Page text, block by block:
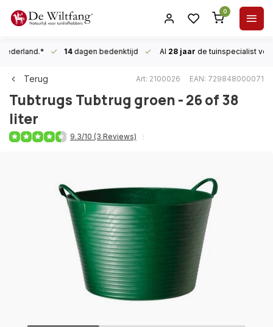
0
14dagen bedenktijd Al 28 jaar de tuinspecialist
Terug Art: 2100026 EAN: 729848000071
Tubtrugs Tubtrug groen - 26 of 38
liter
9.3/10 (3 Reviews)